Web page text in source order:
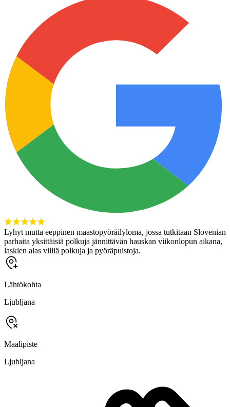
Lyhyt mutta eeppinen maastopyöräilyloma, jossa tutkitaan Slovenian
parhaita yksittäisiä polkuja jännittävän hauskan viikonlopun aikana,
laskien alas villiä polkuja ja pyöräpuistoja.
Lähtökohta
Ljubljana
Maalipiste
Ljubljana